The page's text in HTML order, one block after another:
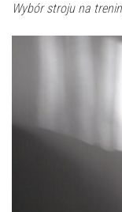
Wybór stroju na